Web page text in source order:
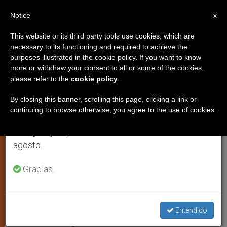
Arte + Fe, una muestra de
artistas cristianos
contemporáneos
Entre las mejores ofertas culturales de
W M F T S
×
Aviso importante
Del 27 de julio al 7 de agosto haremos la pausa
anual, aprovechando que en el periodo de verano
se generan menos informaciones y también el
agosto.
Gracias.
Entendido
x
Notice
This website or its third party tools use cookies, which are
necessary to its functioning and required to achieve the
purposes illustrated in the cookie policy. If you want to know
more or withdraw your consent to all or some of the cookies,
please refer to the cookie policy
By closing this banner, scrolling this page, clicking a link or
continuing to browse otherwise, you agree to the use of cookies.